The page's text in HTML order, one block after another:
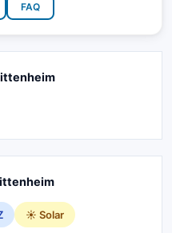
FAQ
☀️ Solar